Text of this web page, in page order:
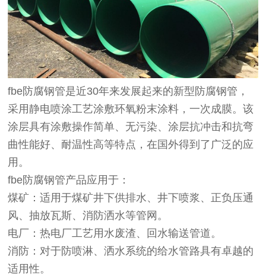
fbe防腐钢管是近30年来发展起来的新型防腐钢管，
采用静电喷涂工艺涂敷环氧粉末涂料，一次成膜。该
涂层具有涂敷操作简单、无污染、涂层抗冲击和抗弯
曲性能好、耐温性高等特点，在国外得到了广泛的应
用。
fbe防腐钢管产品应用于：
煤矿：适用于煤矿井下供排水、井下喷浆、正负压通
风、抽放瓦斯、消防洒水等管网。
电厂：热电厂工艺用水废渣、回水输送管道。
消防：对于防喷淋、洒水系统的给水管路具有卓越的
适用性。